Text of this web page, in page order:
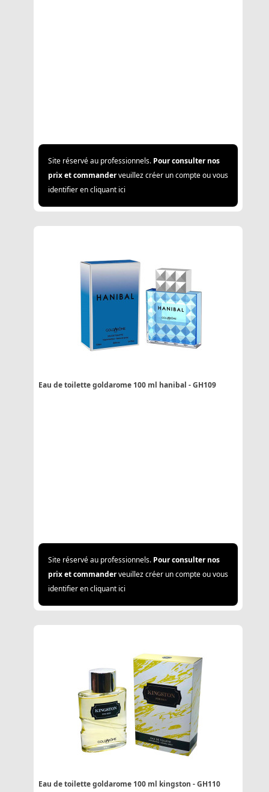
Site réservé au professionnels. Pour consulter nos
prix et commanderveuillez créer un compte ou vous
identifier en cliquant ici
Eau de toilette goldarome 100 ml hanibal - GH109
Site réservé au professionnels. Pour consulter nos
prix et commanderveuillez créer un compte ou vous
identifier en cliquant ici
Eau de toilette goldarome 100 ml kingston - GH110